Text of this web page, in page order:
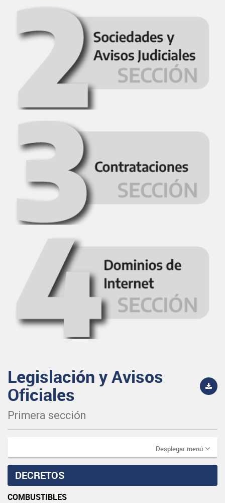
Legislación y Avisos
Oficiales
Primera sección
Desplegar menú
DECRETOS
COMBUSTIBLES